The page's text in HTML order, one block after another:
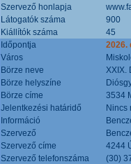
Szervező honlapja
Látogatók száma
900
Kiállítók száma
45
Időpontja
2026.
Város
Börze neve
XXIX.
Börze helyszíne
Börze címe
3534
Jelentkezési határidő
Nincs
Információ
Szervező
Szervező címe
4244
Szervező telefonszáma
(30)